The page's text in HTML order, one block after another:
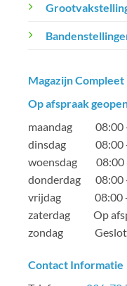
Magazijn Compleet
Op afspraak
maandag 08:00
dinsdag 08:00 -
woensdag 08:00
donderdag 08:00
vrijdag 08:00 -
zaterdag Op
zondag
Contact Informatie